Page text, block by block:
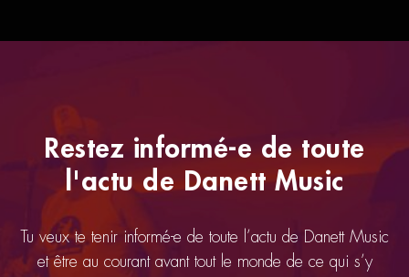
Restez informé-e de toute
l'actu de Danett Music
Tu veux te tenir informé-e de toute l’actu de Danett Music
et être au courant avant tout le monde de ce qui s’y